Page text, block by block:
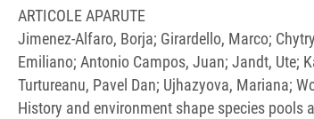
ARTICOLE APARUTE
Jimenez-Alfaro, Borja; Girardello, Marco;
Emiliano; Antonio Campos, Juan; Jandt, Ute;
Turtureanu, Pavel Dan; Ujhazyova, Mariana;
History and environment shape species pools